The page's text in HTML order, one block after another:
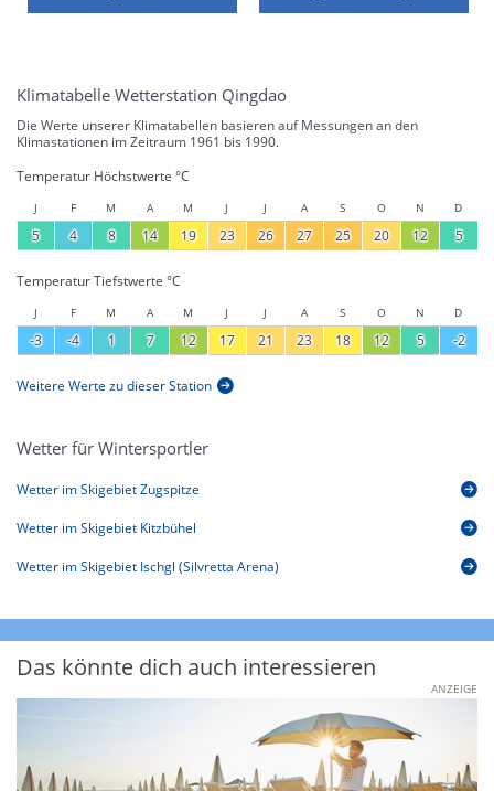
Klimatabelle Wetterstation Qingdao
Die Werte unserer Klimatabellen basieren auf Messungen an den
Klimastationen im Zeitraum 1961 bis 1990.
Temperatur Höchstwerte °C
J F M A M J J A S O N D
5 4 8 14 19 23 26 27 25 20 12 5
Temperatur Tiefstwerte °C
J F M A M J J A S O N D
-3 -4 1 7 12 17 21 23 18 12 5 -2
Weitere Werte zu dieser Station
Wetter für Wintersportler
Wetter im Skigebiet Zugspitze
Wetter im Skigebiet Kitzbühel
Wetter im Skigebiet Ischgl (Silvretta Arena)
Das könnte dich auch interessieren
ANZEIGE